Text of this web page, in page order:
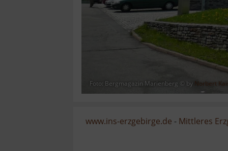
Foto: Bergmagazin Marienberg © by Norbert
www.ins-erzgebirge.de - Mittleres